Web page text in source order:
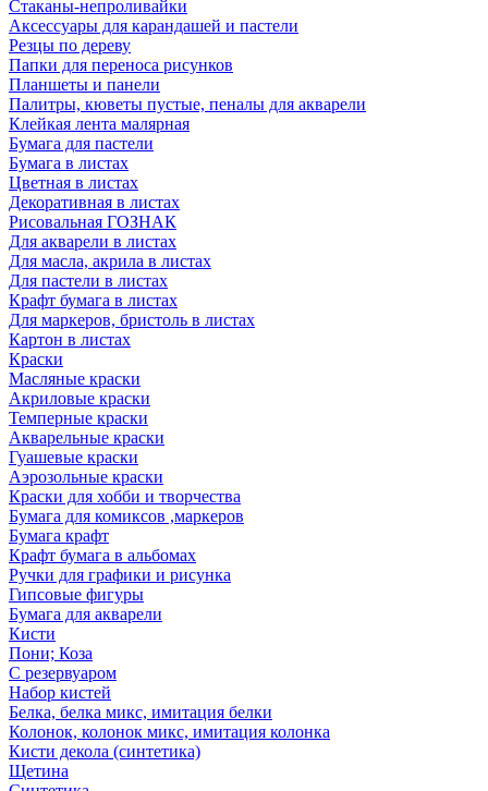
Стаканы-непроливайки
Аксессуары для карандашей и пастели
Резцы по дереву
Папки для переноса рисунков
Планшеты и панели
Палитры, кюветы пустые, пеналы для акварели
Клейкая лента малярная
Бумага для пастели
Бумага в листах
Цветная в листах
Декоративная в листах
Рисовальная ГОЗНАК
Для акварели в листах
Для масла, акрила в листах
Для пастели в листах
Крафт бумага в листах
Для маркеров, бристоль в листах
Картон в листах
Краски
Масляные краски
Акриловые краски
Темперные краски
Акварельные краски
Гуашевые краски
Аэрозольные краски
Краски для хобби и творчества
Бумага для комиксов ,маркеров
Бумага крафт
Крафт бумага в альбомах
Ручки для графики и рисунка
Гипсовые фигуры
Бумага для акварели
Кисти
Пони; Коза
С резервуаром
Набор кистей
Белка, белка микс, имитация белки
Колонок, колонок микс, имитация колонка
Кисти декола (синтетика)
Щетина